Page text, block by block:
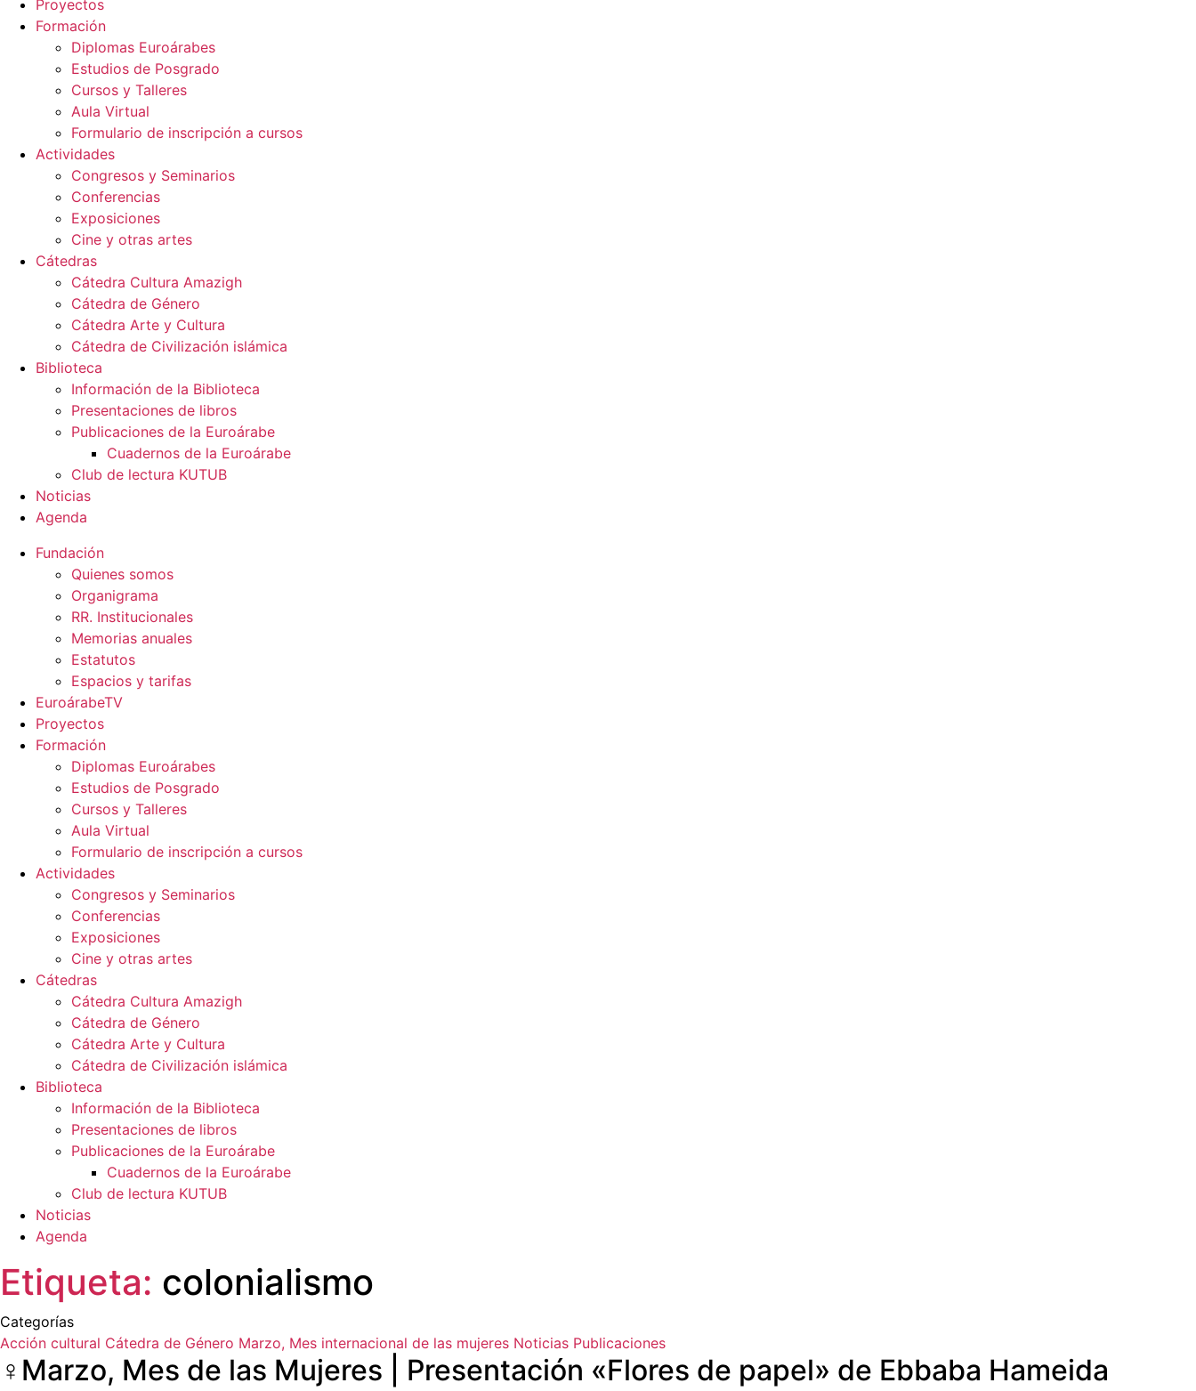
Proyectos
Formación
Diplomas Euroárabes
Estudios de Posgrado
Cursos y Talleres
Aula Virtual
Formulario de inscripción a cursos
Actividades
Congresos y Seminarios
Conferencias
Exposiciones
Cine y otras artes
Cátedras
Cátedra Cultura Amazigh
Cátedra de Género
Cátedra Arte y Cultura
Cátedra de Civilización islámica
Biblioteca
Información de la Biblioteca
Presentaciones de libros
Publicaciones de la Euroárabe
Cuadernos de la Euroárabe
Club de lectura KUTUB
Noticias
Agenda
Fundación
Quienes somos
Organigrama
RR. Institucionales
Memorias anuales
Estatutos
Espacios y tarifas
EuroárabeTV
Proyectos
Formación
Diplomas Euroárabes
Estudios de Posgrado
Cursos y Talleres
Aula Virtual
Formulario de inscripción a cursos
Actividades
Congresos y Seminarios
Conferencias
Exposiciones
Cine y otras artes
Cátedras
Cátedra Cultura Amazigh
Cátedra de Género
Cátedra Arte y Cultura
Cátedra de Civilización islámica
Biblioteca
Información de la Biblioteca
Presentaciones de libros
Publicaciones de la Euroárabe
Cuadernos de la Euroárabe
Club de lectura KUTUB
Noticias
Agenda
Etiqueta: colonialismo
Categorías
Acción cultural Cátedra de Género Marzo, Mes internacional de las mujeres Noticias Publicaciones
♀️​Marzo, Mes de las Mujeres | Presentación «Flores de papel» de Ebbaba Hameida